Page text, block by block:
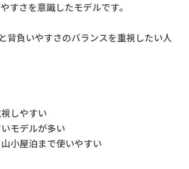
すさを意識したモデルです。
背負いやすさのバランスを重視したい人
しやすい
モデルが多い
小屋泊まで使いやすい